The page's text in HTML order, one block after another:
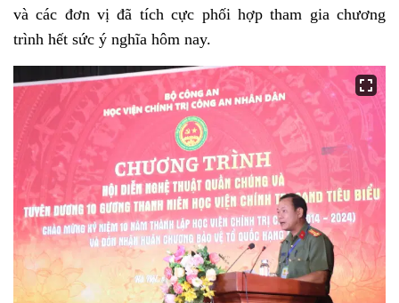
và các đơn vị đã tích cực phối hợp tham gia chương
trình hết sức ý nghĩa hôm nay.